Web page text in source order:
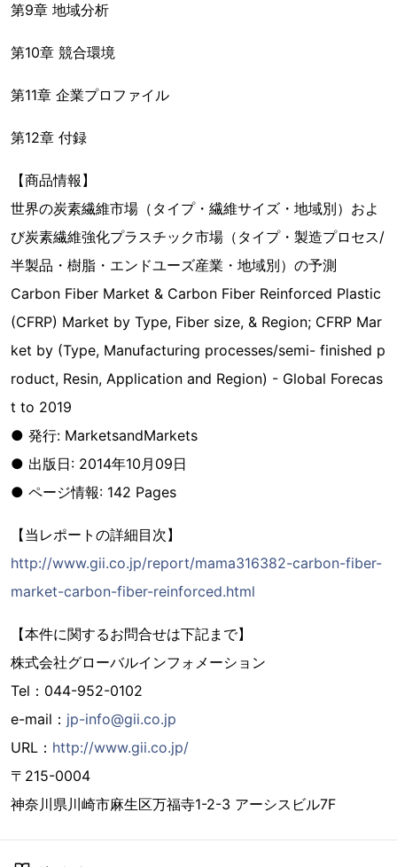
第9章 地域分析
第10章 競合環境
第11章 企業プロファイル
第12章 付録
【商品情報】
世界の炭素繊維市場（タイプ・繊維サイズ・地域別）およ
び炭素繊維強化プラスチック市場（タイプ・製造プロセス/
半製品・樹脂・エンドユーズ産業・地域別）の予測
Carbon Fiber Market & Carbon Fiber Reinforced Plastic
(CFRP) Market by Type, Fiber size, & Region; CFRP Mar
ket by (Type, Manufacturing processes/semi- finished p
roduct, Resin, Application and Region) - Global Forecas
t to 2019
● 発行: MarketsandMarkets
● 出版日: 2014年10月09日
● ページ情報: 142 Pages
【当レポートの詳細目次】
http://www.gii.co.jp/report/mama316382-carbon-fiber-
market-carbon-fiber-reinforced.html
【本件に関するお問合せは下記まで】
株式会社グローバルインフォメーション
Tel：044-952-0102
e-mail： jp-info@gii.co.jp
URL： http://www.gii.co.jp/
〒215-0004
神奈川県川崎市麻生区万福寺1-2-3 アーシスビル7F